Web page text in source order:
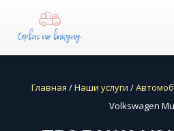
Главная /Наши услуги /
Volkswagen